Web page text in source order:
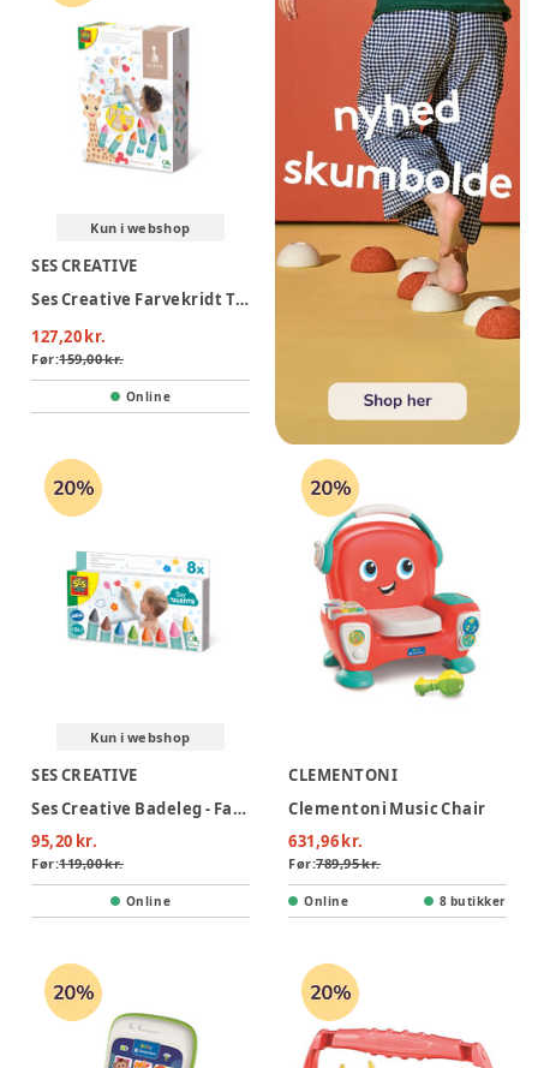
Kun i webshop
SES CREATIVE
Ses Creative Farvekridt Til Badet - Sophie La Girafe
127,20 kr.
Før:159,00 kr.
Online
Kun i webshop
SES CREATIVE
Ses Creative Badeleg - Farvekridt Til Badet
95,20 kr.
Før:119,00 kr.
Online
CLEMENTONI
Clementoni Music Chair
631,96 kr.
Før:789,95 kr.
Online 8 butikker